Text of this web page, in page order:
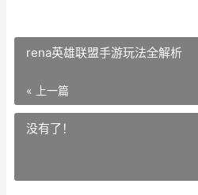
rena英雄联盟手游玩法全解析
« 上一篇
没有了！